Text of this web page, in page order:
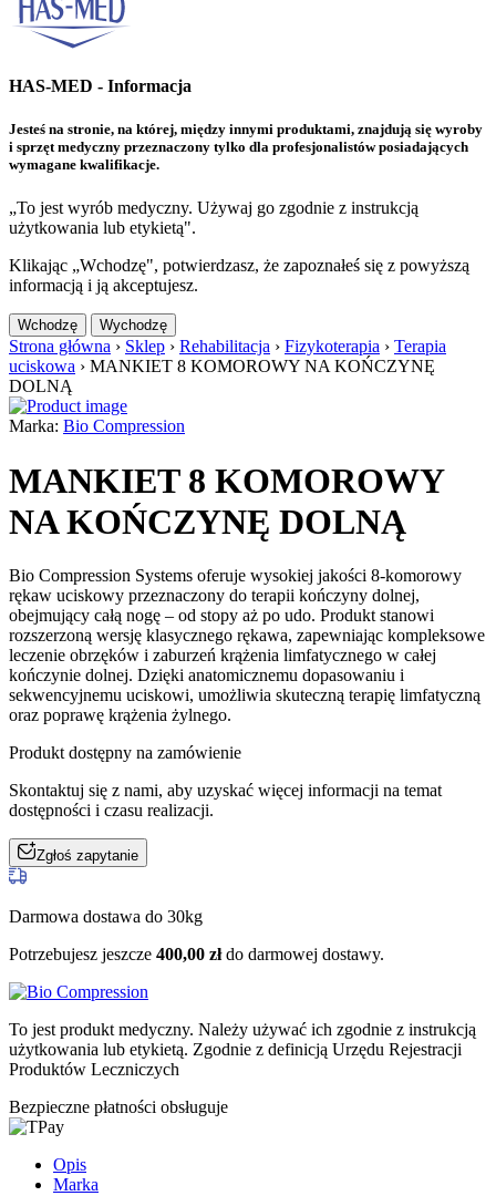
HAS-MED - Informacja
Jesteś na stronie, na której, między innymi produktami, znajdują się wyroby
i sprzęt medyczny przeznaczony tylko dla profesjonalistów posiadających
wymagane kwalifikacje.
„To jest wyrób medyczny. Używaj go zgodnie z instrukcją
użytkowania lub etykietą".
Klikając „Wchodzę", potwierdzasz, że zapoznałeś się z powyższą
informacją i ją akceptujesz.
Wchodzę Wychodzę
Strona główna › Sklep › Rehabilitacja › Fizykoterapia › Terapia
uciskowa › MANKIET 8 KOMOROWY NA KOŃCZYNĘ
DOLNĄ
Marka: Bio Compression
MANKIET 8 KOMOROWY
NA KOŃCZYNĘ DOLNĄ
Bio Compression Systems oferuje wysokiej jakości 8-komorowy
rękaw uciskowy przeznaczony do terapii kończyny dolnej,
obejmujący całą nogę – od stopy aż po udo. Produkt stanowi
rozszerzoną wersję klasycznego rękawa, zapewniając kompleksowe
leczenie obrzęków i zaburzeń krążenia limfatycznego w całej
kończynie dolnej. Dzięki anatomicznemu dopasowaniu i
sekwencyjnemu uciskowi, umożliwia skuteczną terapię limfatyczną
oraz poprawę krążenia żylnego.
Produkt dostępny na zamówienie
Skontaktuj się z nami, aby uzyskać więcej informacji na temat
dostępności i czasu realizacji.
Zgłoś zapytanie
Darmowa dostawa do 30kg
Potrzebujesz jeszcze 400,00 złdo darmowej dostawy.
To jest produkt medyczny. Należy używać ich zgodnie z instrukcją
użytkowania lub etykietą. Zgodnie z definicją Urzędu Rejestracji
Produktów Leczniczych
Bezpieczne płatności obsługuje
Opis
Marka